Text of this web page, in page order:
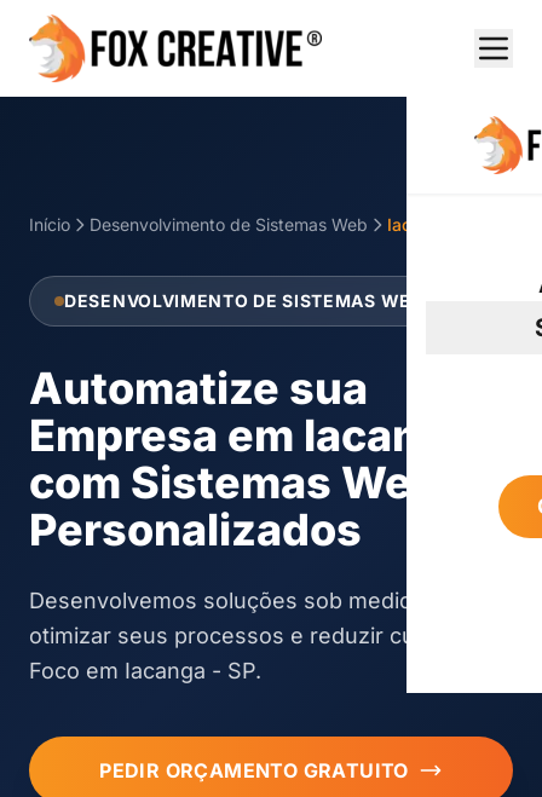
Início Desenvolvimento de Sistemas Web Iacanga
DESENVOLVIMENTO DE SISTEMAS WEB
Automatize sua
Empresa em Iacanga
com Sistemas Web
Personalizados
Desenvolvemos soluções sob medida para
otimizar seus processos e reduzir custos.
Foco em Iacanga - SP.
PEDIR ORÇAMENTO GRATUITO